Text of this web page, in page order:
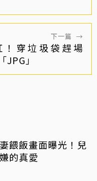
下一篇 →
穿垃圾袋趕場
」
餵飯畫面曝光！兒
的真愛